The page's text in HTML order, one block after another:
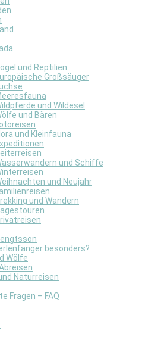
und Reptilien
Großsäuger
und Wildesel
und Bären
und Kleinfauna
und Schiffe
und Neujahr
und Wandern
besonders?
Wölfe
Naturreisen
Fragen – FAQ